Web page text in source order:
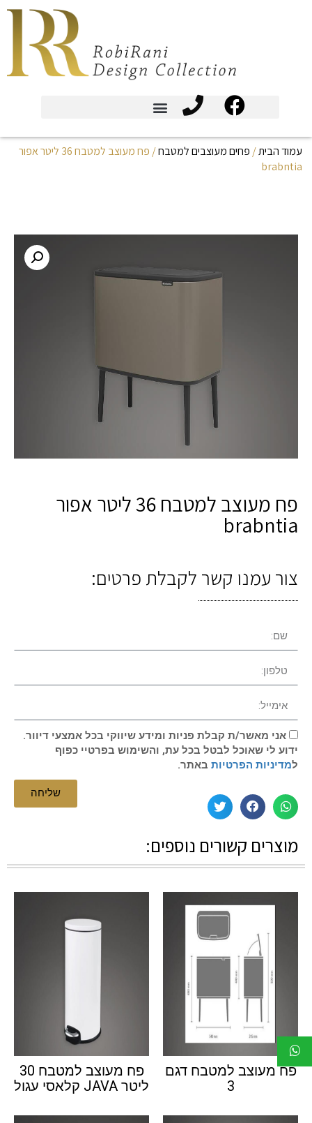
עמוד הבית/ פחים מעוצבים למטבח
/ פח מעוצב למטבח 36 ליטר אפור
brabntia
פח מעוצב למטבח 36 ליטר אפור
brabntia
צור עמנו קשר לקבלת פרטים:
אני מאשר/ת קבלת פניות ומידע שיווקי בכל אמצעי דיוור.
ידוע לי שאוכל לבטל בכל עת, והשימוש בפרטיי כפוף
למדיניות הפרטיות באתר.
שליחה
מוצרים קשורים נוספים:
פח מעוצב למטבח דגם
3
פח מעוצב למטבח 30
ליטר JAVA קלאסי עגול